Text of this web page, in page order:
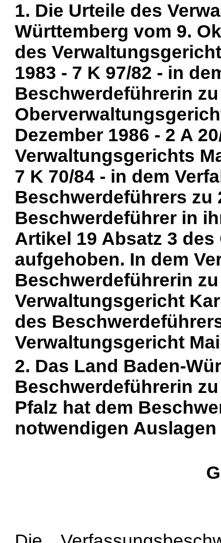
1. Die Urteile des
Württemberg vom 9.
des
1983 - 7 K 97/82 - in
Beschwerdeführerin
Dezember 1986 - 2 A
Verwaltungsgerichts
7 K 70/84 - in dem
Beschwerdeführers zu
Beschwerdeführer in
Artikel 19 Absatz 3
aufgehoben. In dem
Beschwerdeführerin
Verwaltungsgericht
des
Verwaltungsgericht
2. Das Land Baden-
Beschwerdeführerin
Pfalz hat dem
notwendigen